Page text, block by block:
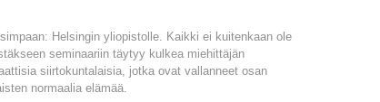
Helsingin yliopistolle. Kaikki ei kuitenkaan ole
seminaariin täytyy kulkea miehittäjän
siirtokuntalaisia, jotka ovat vallanneet osan
normaalia elämää.